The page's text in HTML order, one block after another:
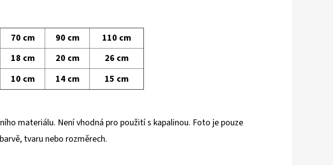
70 cm 90 cm
110 cm
18 cm 20 cm
26 cm
10 cm 14 cm 15 cm
materiálu. Není vhodná pro použití s kapalinou. Foto je pouze
tvaru nebo rozměrech.